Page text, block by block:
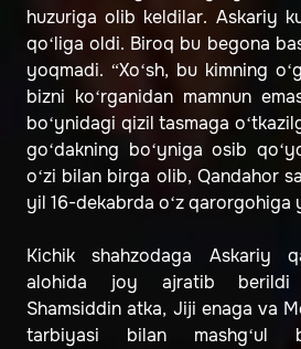
huzuriga olib keldilar. Askariy
qo‘liga oldi. Biroq bu begona
yoqmadi. “Xo‘sh, bu kimning
bizni ko‘rganidan mamnun
bo‘ynidagi qizil tasmaga
go‘dakning bo‘yniga osib
o‘zi bilan birga olib, Qandahor
yil 16-dekabrda o‘z qarorgohiga
Kichik shahzodaga Askariy
alohida joy ajratib berildi
Shamsiddin atka, Jiji enaga va
tarbiyasi bilan mashg‘ul